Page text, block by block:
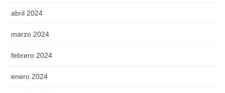
abril 2024
marzo 2024
febrero 2024
enero 2024